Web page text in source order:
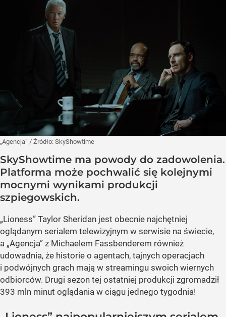
„Agencja” / Źródło: SkyShowtime
SkyShowtime ma powody do zadowolenia.
Platforma może pochwalić się kolejnymi
mocnymi wynikami produkcji
szpiegowskich.
„Lioness” Taylor Sheridan jest obecnie najchętniej
oglądanym serialem telewizyjnym w serwisie na świecie,
a „Agencja” z Michaelem Fassbenderem również
udowadnia, że historie o agentach, tajnych operacjach
i podwójnych grach mają w streamingu swoich wiernych
odbiorców. Drugi sezon tej ostatniej produkcji zgromadził
393 mln minut oglądania w ciągu jednego tygodnia!